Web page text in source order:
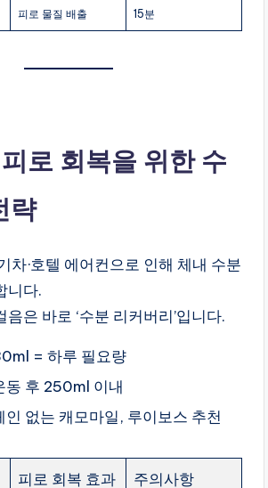
피로 물질 배출 15분
로 회복을 위한 수
략
차·호텔 에어컨으로 인해 체내 수분
니다.
은 바로 ‘수분 리커버리’입니다.
= 하루 필요량
동 후 250ml 이내
인 없는 캐모마일, 루이보스 추천
피로 회복 효과 주의사항